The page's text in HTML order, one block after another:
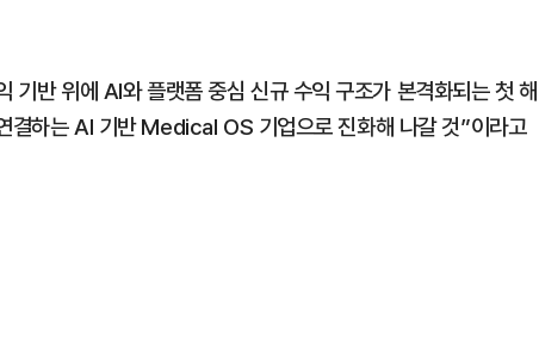
반 위에 AI와 플랫폼 중심 신규 수익 구조가 본격화되는 첫 해
결하는 AI 기반 Medical OS 기업으로 진화해 나갈 것”이라고